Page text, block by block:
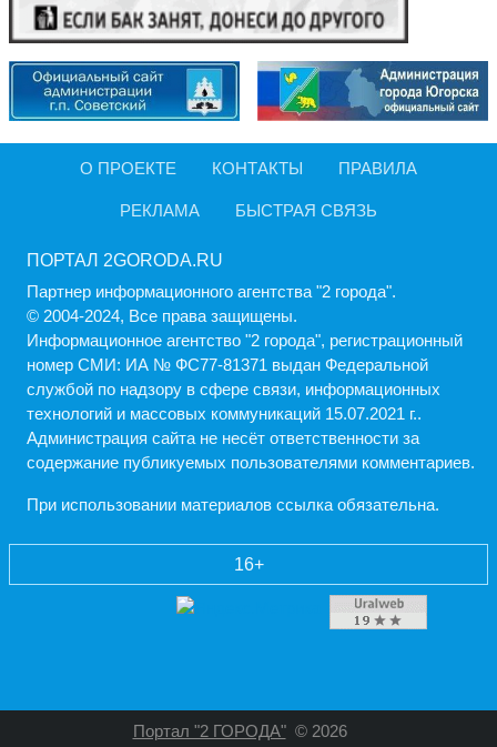
О ПРОЕКТЕ КОНТАКТЫ ПРАВИЛА
РЕКЛАМА БЫСТРАЯ СВЯЗЬ
ПОРТАЛ 2GORODA.RU
Партнер информационного агентства "2 города".
© 2004-2024, Все права защищены.
Информационное агентство "2 города", регистрационный
номер СМИ: ИА № ФС77-81371 выдан Федеральной
службой по надзору в сфере связи, информационных
технологий и массовых коммуникаций 15.07.2021 г..
Администрация cайта не несёт ответственности за
содержание публикуемых пользователями комментариев.
При использовании материалов ссылка обязательна.
16+
Портал "2 ГОРОДА" © 2026